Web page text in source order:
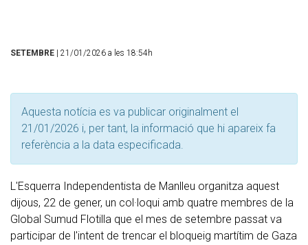
SETEMBRE | 21/01/2026 a les 18:54h
Aquesta notícia es va publicar originalment el
21/01/2026 i, per tant, la informació que hi apareix fa
referència a la data especificada.
L'Esquerra Independentista de Manlleu organitza aquest
dijous, 22 de gener, un col·loqui amb quatre membres de la
Global Sumud Flotilla que el mes de setembre passat va
participar de l'intent de trencar el bloqueig martítim de Gaza